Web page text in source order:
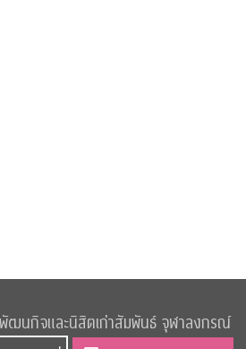
ฒนกิจและนิสิตเก่าสัมพันธ์ จุฬาลงกรณ์